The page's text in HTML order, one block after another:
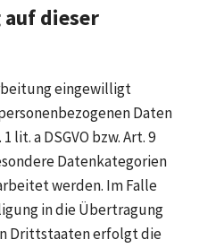
dieser
eingewilligt
Daten
lit. a DSGVO bzw. Art. 9
Datenkategorien
werden. Im Falle
in die Übertragung
Drittstaaten erfolgt die